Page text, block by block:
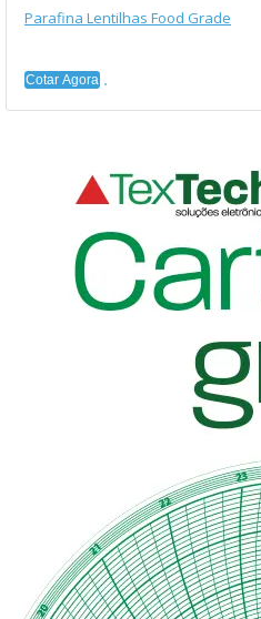
Parafina Lentilhas Food Grade
Cotar Agora